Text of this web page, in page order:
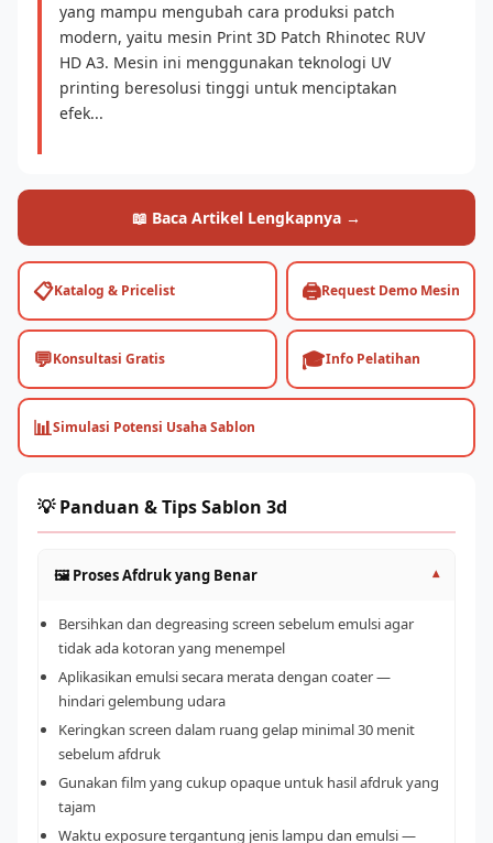
yang mampu mengubah cara produksi patch
modern, yaitu mesin Print 3D Patch Rhinotec RUV
HD A3. Mesin ini menggunakan teknologi UV
printing beresolusi tinggi untuk menciptakan
efek...
📖 Baca Artikel Lengkapnya →
📋Katalog & Pricelist 🖨️Request Demo Mesin
💬Konsultasi Gratis 🎓Info Pelatihan
📊Simulasi Potensi Usaha Sablon
💡 Panduan & Tips Sablon 3d
🖼️ Proses Afdruk yang Benar ▾
Bersihkan dan degreasing screen sebelum emulsi agar
tidak ada kotoran yang menempel
Aplikasikan emulsi secara merata dengan coater —
hindari gelembung udara
Keringkan screen dalam ruang gelap minimal 30 menit
sebelum afdruk
Gunakan film yang cukup opaque untuk hasil afdruk yang
tajam
Waktu exposure tergantung jenis lampu dan emulsi —